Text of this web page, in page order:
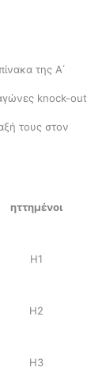
της Α΄
knock-out
τους στον
ηττημένοι
Η1
Η2
Η3